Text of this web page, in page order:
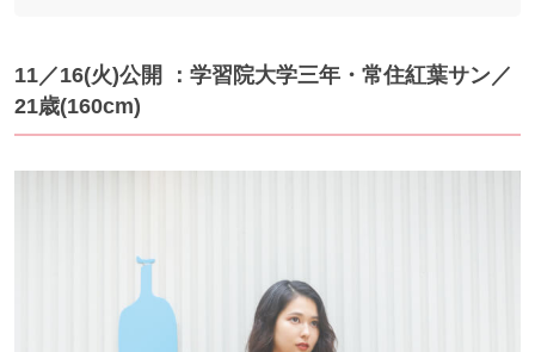
11／16(火)公開 ：学習院大学三年・常住紅葉サン／
21歳(160cm)